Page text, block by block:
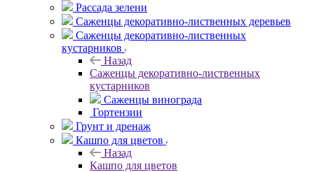
Рассада зелени
Саженцы декоративно-лиственных деревьев
Саженцы декоративно-лиственных
кустарников
Назад
Саженцы декоративно-лиственных
кустарников
Саженцы винограда
Гортензии
Грунт и дренаж
Кашпо для цветов
Назад
Кашпо для цветов